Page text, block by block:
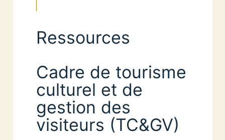
Ressources
Cadre de tourisme
culturel et de
gestion des
visiteurs (TC&GV)